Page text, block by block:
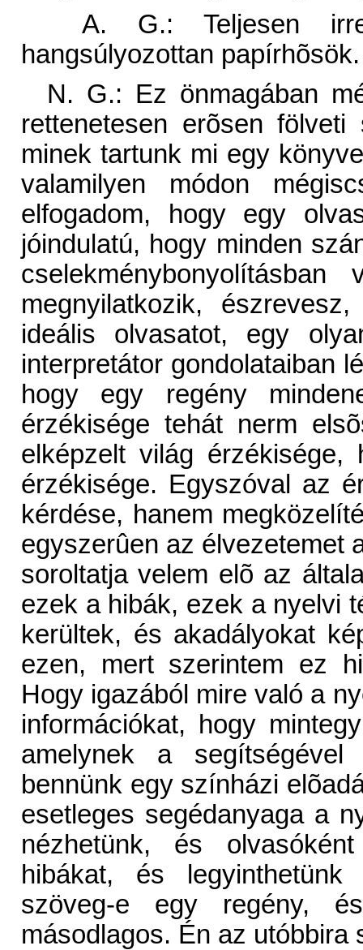
A. G.: Teljesen
hangsúlyozottan papírhõsök.
N. G.: Ez önmagában
rettenetesen erõsen
minek tartunk mi egy
valamilyen módon
elfogadom, hogy egy
jóindulatú, hogy minden
megnyilatkozik,
ideális olvasatot, egy
interpretátor gondolataiban
hogy egy regény
érzékisége tehát nerm
elképzelt világ
érzékisége. Egyszóval az
kérdése, hanem
egyszerûen az élvezetemet
soroltatja velem elõ az
ezek a hibák, ezek a nyelvi
kerültek, és akadályokat
ezen, mert szerintem ez
Hogy igazából mire való a
információkat, hogy
amelynek a
bennünk egy színházi
esetleges segédanyaga a
nézhetünk, és
hibákat, és
szöveg-e egy regény,
másodlagos. Én az utóbbira